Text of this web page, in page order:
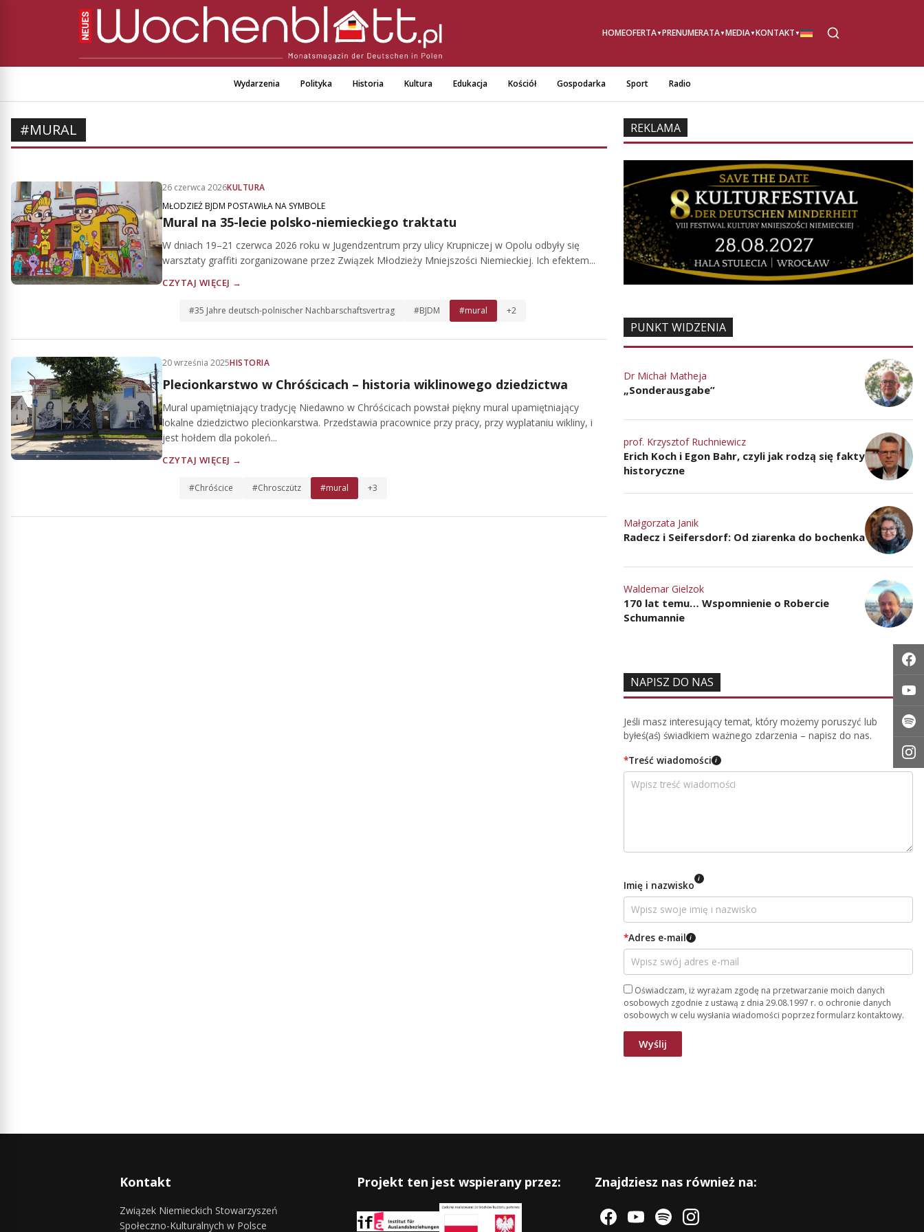
HOMEOFERTA PRENUMERATA MEDIA KONTAKT
Wydarzenia Polityka Historia Kultura Edukacja Kościół Gospodarka Sport Radio
#MURAL
26 czerwca 2026KULTURA
MŁODZIEŻ BJDM POSTAWIŁA NA SYMBOLE
Mural na 35-lecie polsko-niemieckiego traktatu
W dniach 19–21 czerwca 2026 roku w Jugendzentrum przy ulicy Krupniczej w Opolu odbyły się
warsztaty graffiti zorganizowane przez Związek Młodzieży Mniejszości Niemieckiej. Ich efektem...
CZYTAJ WIĘCEJ →
#35 Jahre deutsch-polnischer Nachbarschaftsvertrag #BJDM #mural +2
20 września 2025HISTORIA
Plecionkarstwo w Chróścicach – historia wiklinowego dziedzictwa
Mural upamiętniający tradycję Niedawno w Chróścicach powstał piękny mural upamiętniający
lokalne dziedzictwo plecionkarstwa. Przedstawia pracownice przy pracy, przy wyplataniu wikliny, i
jest hołdem dla pokoleń...
CZYTAJ WIĘCEJ →
#Chróścice #Chrosczütz #mural +3
REKLAMA
PUNKT WIDZENIA
Dr Michał Matheja
„Sonderausgabe”
prof. Krzysztof Ruchniewicz
Erich Koch i Egon Bahr, czyli jak rodzą się fakty
historyczne
Małgorzata Janik
Radecz i Seifersdorf: Od ziarenka do bochenka
Waldemar Gielzok
170 lat temu… Wspomnienie o Robercie
Schumannie
NAPISZ DO NAS
Jeśli masz interesujący temat, który możemy poruszyć lub
byłeś(aś) świadkiem ważnego zdarzenia – napisz do nas.
*Treść wiadomości i
Imię i nazwisko i
*Adres e-mail i
Oświadczam, iż wyrażam zgodę na przetwarzanie moich danych
osobowych zgodnie z ustawą z dnia 29.08.1997 r. o ochronie danych
osobowych w celu wysłania wiadomości poprzez formularz kontaktowy.
Kontakt
Związek Niemieckich Stowarzyszeń
Społeczno-Kulturalnych w Polsce
Projekt ten jest wspierany przez: Znajdziesz nas również na: